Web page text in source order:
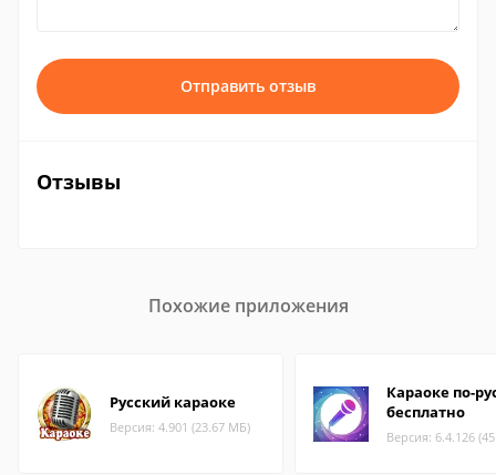
Отправить отзыв
Отзывы
Похожие приложения
Русский караоке
Версия: 4.901 (23.67 МБ)
Караоке по-
бесплатно
Версия: 6.4.126